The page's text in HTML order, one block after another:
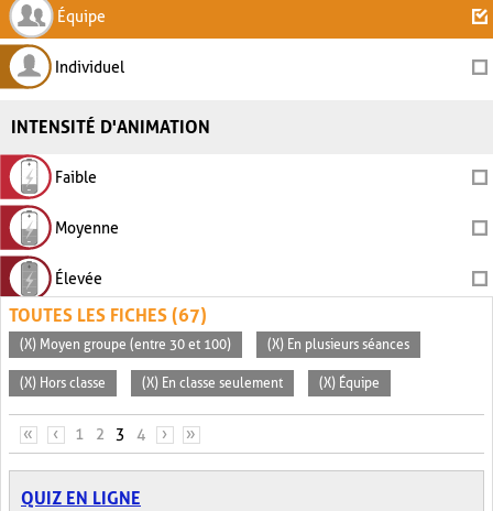
Équipe
Individuel
INTENSITÉ D'ANIMATION
Faible
Moyenne
Élevée
TOUTES LES FICHES (67)
(X) Moyen groupe (entre 30 et 100) (X) En plusieurs séances
(X) Hors classe (X) En classe seulement (X) Équipe
PAGES
« ‹ 1 2 3 4 › »
QUIZ EN LIGNE